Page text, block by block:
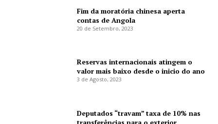
Fim da moratória chinesa aperta
contas de Angola
20 de Setembro, 2023
Reservas internacionais atingem o
valor mais baixo desde o inicio do ano
3 de Agosto, 2023
Deputados “travam” taxa de 10% nas